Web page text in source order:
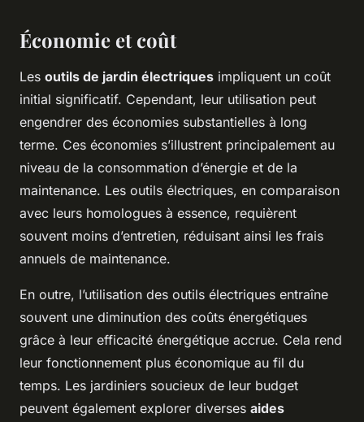
Économie et coût
Les outils de jardin électriques impliquent un coût
initial significatif. Cependant, leur utilisation peut
engendrer des économies substantielles à long
terme. Ces économies s’illustrent principalement au
niveau de la consommation d’énergie et de la
maintenance. Les outils électriques, en comparaison
avec leurs homologues à essence, requièrent
souvent moins d’entretien, réduisant ainsi les frais
annuels de maintenance.
En outre, l’utilisation des outils électriques entraîne
souvent une diminution des coûts énergétiques
grâce à leur efficacité énergétique accrue. Cela rend
leur fonctionnement plus économique au fil du
temps. Les jardiniers soucieux de leur budget
peuvent également explorer diverses aides